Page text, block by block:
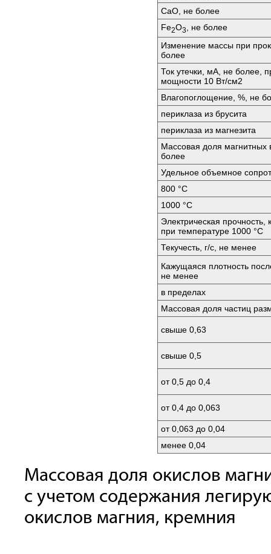
СаО, не более
Fе2O3
, не более
Изменение массы при
более
Ток утечки, мА, не более,
мощности 10 Вт/см2
Влагопоглощение, %, не
периклаза из брусита
периклаза из магнезита
Массовая доля магнитных
более
Удельное объемное
800 °C
1000 °C
Электрическая
при температуре 1000 °C
Текучесть, г/с, не менее
Кажущаяся плотность
не менее
в пределах
Массовая доля частиц
свыше 0,63
свыше 0,5
от 0,5 до 0,4
от 0,4 до 0,063
от 0,063 до 0,04
менее 0,04
Массовая доля окислов
с учетом содержания
окислов магния, кремния